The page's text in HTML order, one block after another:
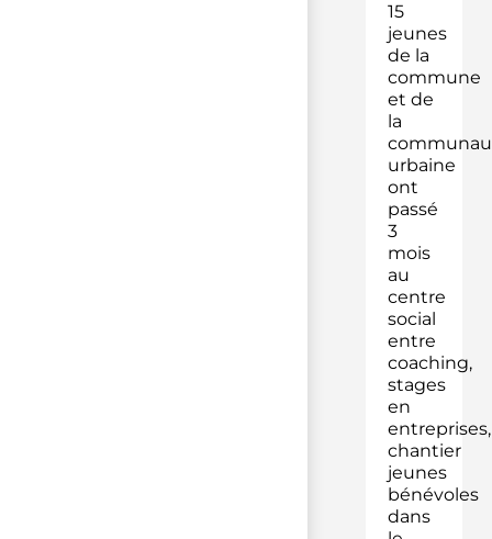
15
jeunes
de la
commune
et de
la
urbaine
ont
passé
3
mois
au
centre
social
entre
coaching,
stages
en
entreprises,
chantier
jeunes
bénévoles
dans